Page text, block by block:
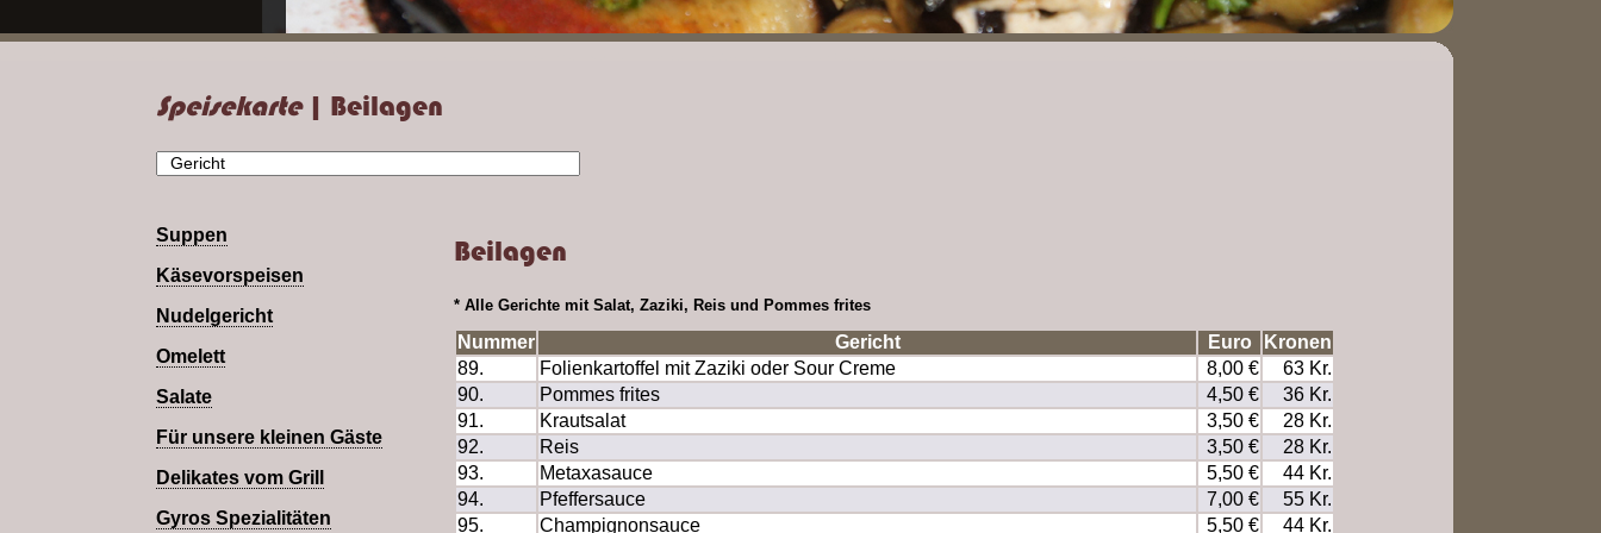
Speisekarte| Beilagen
Suppen
Käsevorspeisen
Nudelgericht
Omelett
Salate
Für unsere kleinen Gäste
Delikates vom Grill
Gyros Spezialitäten
Beilagen
* Alle Gerichte mit Salat, Zaziki, Reis und Pommes frites
Nummer Gericht Euro
Kronen
89.
Folienkartoffel mit Zaziki oder Sour Creme 8,00 €
63 Kr.
90.
Pommes frites 4,50 €
36 Kr.
91.
Krautsalat 3,50 €
28 Kr.
92.
Reis 3,50 €
28 Kr.
93.
Metaxasauce 5,50 €
44 Kr.
94.
Pfeffersauce 7,00 €
55 Kr.
95.
Champignonsauce 5,50 € 44 Kr.